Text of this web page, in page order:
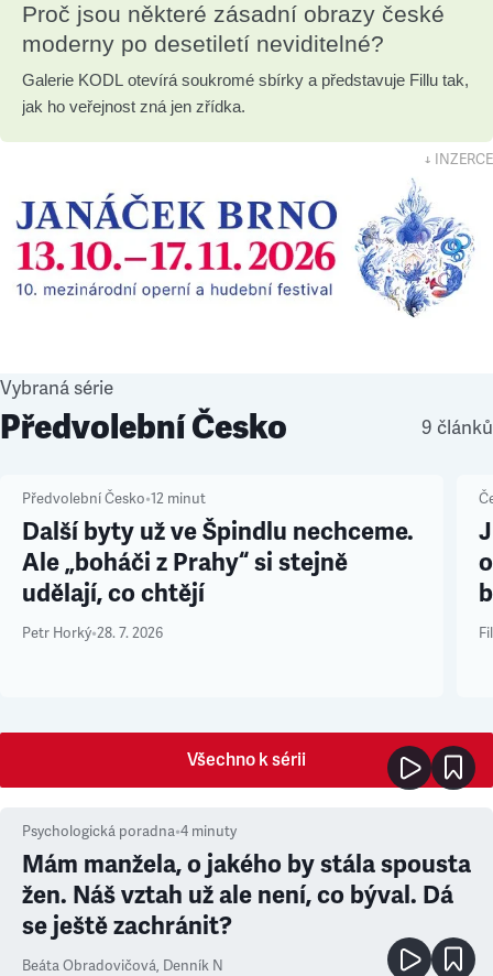
Proč jsou některé zásadní obrazy české
moderny po desetiletí neviditelné?
Galerie KODL otevírá soukromé sbírky a představuje Fillu tak,
jak ho veřejnost zná jen zřídka.
↓ INZERCE
Vybraná série
Předvolební Česko 9 článků
Předvolební Česko•12 minut
Další byty už ve Špindlu nechceme.
Ale „boháči z Prahy“ si stejně
udělají, co chtějí
Petr Horký•28. 7. 2026
Všechno k sérii
Psychologická poradna•4 minuty
Mám manžela, o jakého by stála spousta
žen. Náš vztah už ale není, co býval. Dá
se ještě zachránit?
Beáta Obradovičová, Denník N